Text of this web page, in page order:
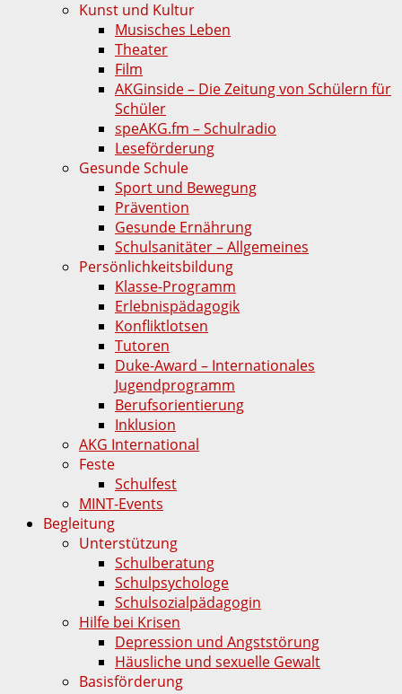
Kunst und Kultur
Musisches Leben
Theater
Film
AKGinside – Die Zeitung von Schülern für
Schüler
speAKG.fm – Schulradio
Leseförderung
Gesunde Schule
Sport und Bewegung
Prävention
Gesunde Ernährung
Schulsanitäter – Allgemeines
Persönlichkeitsbildung
Klasse-Programm
Erlebnispädagogik
Konfliktlotsen
Tutoren
Duke-Award – Internationales
Jugendprogramm
Berufsorientierung
Inklusion
AKG International
Feste
Schulfest
MINT-Events
Begleitung
Unterstützung
Schulberatung
Schulpsychologe
Schulsozialpädagogin
Hilfe bei Krisen
Depression und Angststörung
Häusliche und sexuelle Gewalt
Basisförderung